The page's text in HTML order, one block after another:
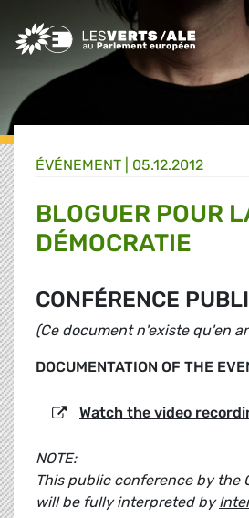
Greens/EFA Home
ÉVÉNEMENT 05.12.2012
BLOGUER POUR
DÉMOCRATIE
CONFÉRENCE
(Ce document n'existe qu'en
DOCUMENTATION OF THE
Watch the video
NOTE:
This public conference by the
will be fully interpreted by